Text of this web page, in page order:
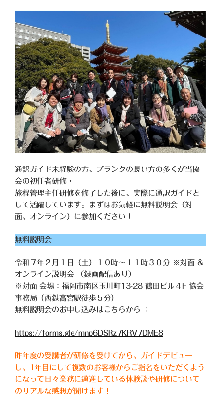
通訳ガイド未経験の方、ブランクの長い方の多くが当協
会の初任者研修・
旅程管理主任研修を修了した後に、実際に通訳ガイドと
して活躍しています。まずはお気軽に無料説明会（対
面、オンライン）に参加ください！
無料説明会
令和７年２月１日（土）１０時～１１時３０分 ※対面 &
オンライン説明会 （録画配信あり）
※対面 会場：福岡市南区玉川町13-28 鶴田ビル４F 協会
事務局（西鉄高宮駅徒歩５分）
無料説明会のお申し込みはこちらから ：
https://forms.gle/mnp6DSRz7KRV7DME8
昨年度の受講者が研修を受けてから、ガイドデビュー
し、1年目にして複数のお客様からご指名をいただくよう
になって日々業務に邁進している体験談や研修について
のリアルな感想が聞けます！